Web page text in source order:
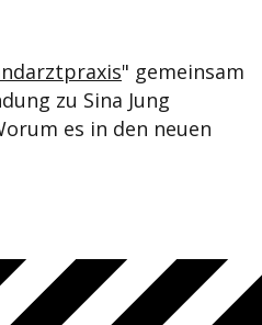
" gemeinsam
zu Sina Jung
es in den neuen